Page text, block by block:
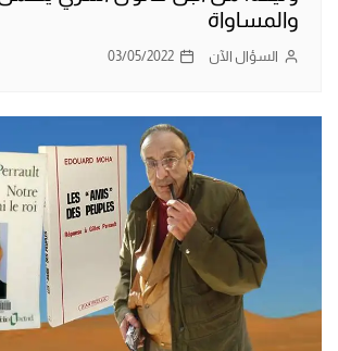
والمساواة
السؤال الآن 03/05/2022